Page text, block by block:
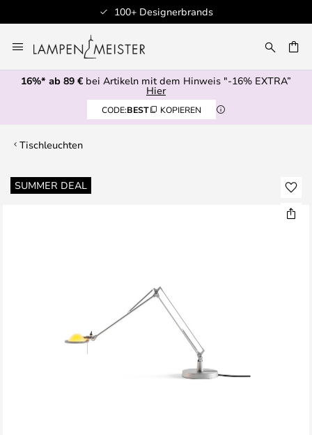
100+ Designerbrands
Inhalt
springen
16%* ab 89 € bei Artikeln mit dem Hinweis "-16% EXTRA”
Hier
CODE:BEST KOPIEREN
Tischleuchten
SUMMER DEAL
Zum
Ende